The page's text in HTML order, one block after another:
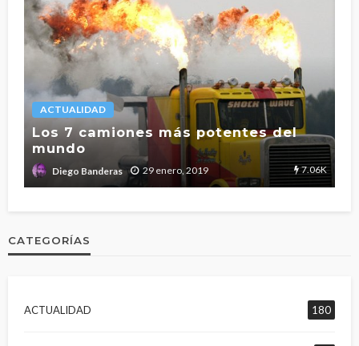
ACTUALIDAD
Los 7 camiones más potentes del
mundo
Diego Banderas 29 enero, 2019 7.06K
CATEGORÍAS
ACTUALIDAD 180